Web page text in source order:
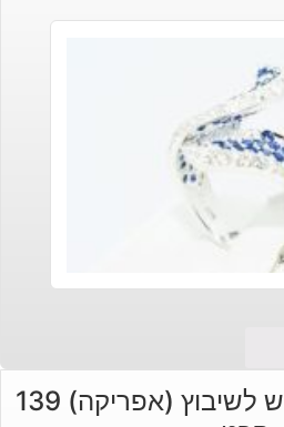
אבן חן: רובי מלוטש לשיבוץ (אפריקה) 139